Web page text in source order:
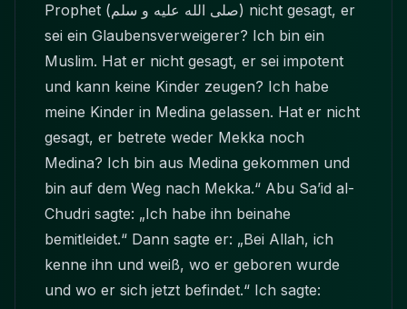
Prophet
(صلى الله عليه و سلم) nicht gesagt, er
sei ein Glaubensverweigerer? Ich bin ein
Muslim. Hat er nicht gesagt, er sei impotent
und kann keine Kinder zeugen? Ich habe
meine Kinder in Medina gelassen. Hat er nicht
gesagt, er betrete weder Mekka noch
Medina? Ich bin aus Medina gekommen und
bin auf dem Weg nach Mekka.“ Abu Sa’id al-
Chudri sagte: „Ich habe ihn beinahe
bemitleidet.“ Dann sagte er: „Bei Allah, ich
kenne ihn und weiß, wo er geboren wurde
und wo er sich jetzt befindet.“ Ich sagte: